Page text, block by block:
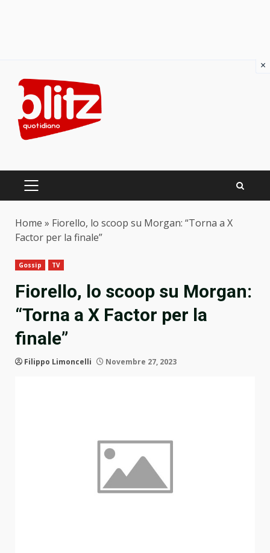
content
PRIMARY
Home » Fiorello, lo scoop su Morgan: “Torna a X
Factor per la finale”
Gossip TV
Fiorello, lo scoop su Morgan:
“Torna a X Factor per la
finale”
Filippo Limoncelli Novembre 27, 2023
×